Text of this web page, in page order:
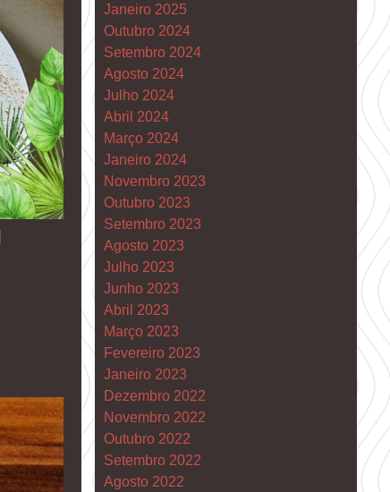
Janeiro 2025
Outubro 2024
Setembro 2024
Agosto 2024
Julho 2024
Abril 2024
Março 2024
Janeiro 2024
Novembro 2023
Outubro 2023
Setembro 2023
Agosto 2023
Julho 2023
Junho 2023
Abril 2023
Março 2023
Fevereiro 2023
Janeiro 2023
Dezembro 2022
Novembro 2022
Outubro 2022
Setembro 2022
Agosto 2022